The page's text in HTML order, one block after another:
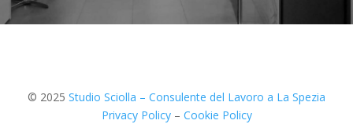
© 2025 Studio Sciolla – Consulente del Lavoro a La Spezia
Privacy Policy– Cookie Policy